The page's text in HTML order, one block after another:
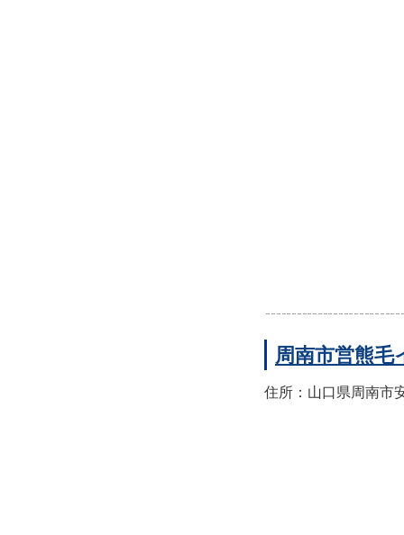
周南市営熊毛
住所：山口県周南市